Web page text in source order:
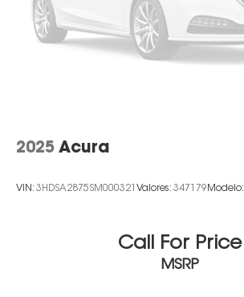
2025 Acura
VIN: 3HDSA2875SM000321 Valores: 347179 Modelo:
Call For Price
MSRP